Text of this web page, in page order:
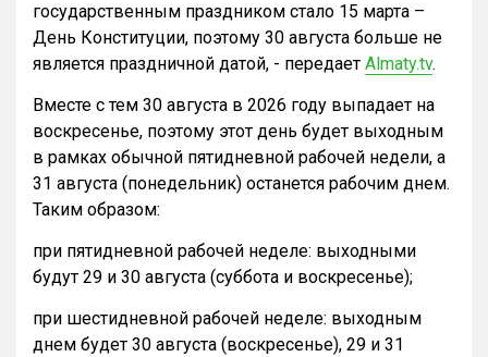
государственным праздником стало 15 марта –
День Конституции, поэтому 30 августа больше не
является праздничной датой, - передает Almaty.tv.
Вместе с тем 30 августа в 2026 году выпадает на
воскресенье, поэтому этот день будет выходным
в рамках обычной пятидневной рабочей недели, а
31 августа (понедельник) останется рабочим днем.
Таким образом:
при пятидневной рабочей неделе: выходными
будут 29 и 30 августа (суббота и воскресенье);
при шестидневной рабочей неделе: выходным
днем будет 30 августа (воскресенье), 29 и 31